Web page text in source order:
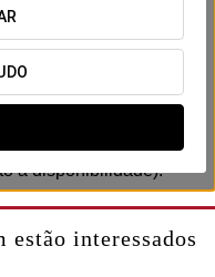
uma noite romântica
a disponibilidade).
estão interessados